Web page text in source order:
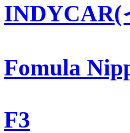
INDYCAR(
Fomula
F3